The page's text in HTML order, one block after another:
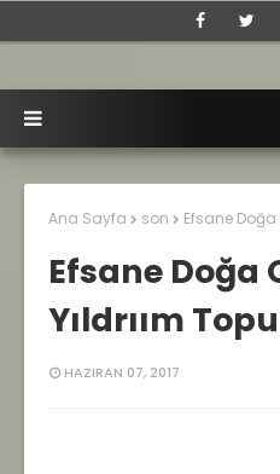
Ana Sayfa son Efsane Doğa
Efsane Doğa
Yıldrıım
HAZIRAN 07, 2017